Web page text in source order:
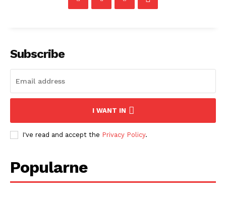
Subscribe
I WANT IN
I've read and accept the Privacy Policy.
Popularne